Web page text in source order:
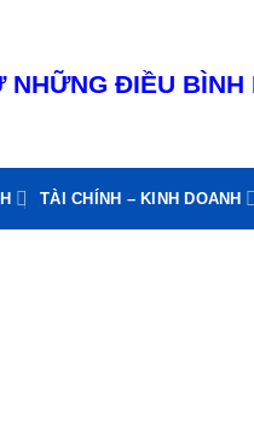
NHỮNG ĐIỀU BÌNH
TÀI CHÍNH – KINH DOANH